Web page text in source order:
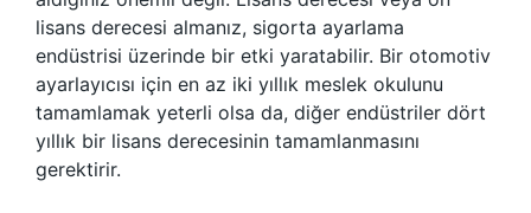
lisans derecesi almanız, sigorta ayarlama
endüstrisi üzerinde bir etki yaratabilir. Bir otomotiv
ayarlayıcısı için en az iki yıllık meslek okulunu
tamamlamak yeterli olsa da, diğer endüstriler dört
yıllık bir lisans derecesinin tamamlanmasını
gerektirir.